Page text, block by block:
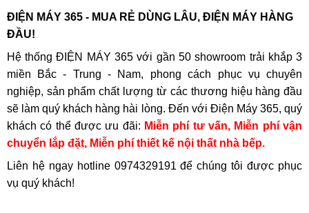
ĐIỆN MÁY 365 - MUA RẺ DÙNG LÂU, ĐIỆN MÁY HÀNG
ĐẦU!
Hệ thống ĐIỆN MÁY 365 với gần 50 showroom trải khắp 3
miền Bắc - Trung - Nam, phong cách phục vụ chuyên
nghiệp, sản phẩm chất lượng từ các thương hiệu hàng đầu
sẽ làm quý khách hàng hài lòng. Đến với Điện Máy 365, quý
khách có thể được ưu đãi: Miễn phí tư vấn, Miễn phí vận
chuyển lắp đặt, Miễn phí thiết kế nội thất nhà bếp.
Liên hệ ngay hotline 0974329191 để chúng tôi được phục
vụ quý khách!